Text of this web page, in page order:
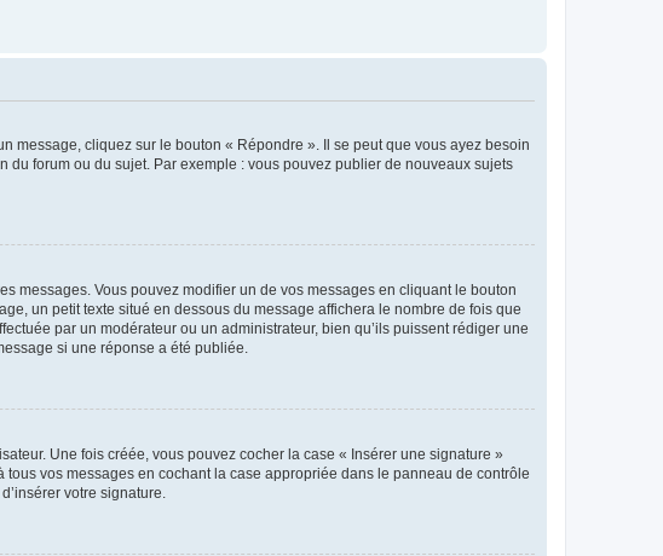
message, cliquez sur le bouton « Répondre ». Il se peut que vous ayez besoin
du forum ou du sujet. Par exemple : vous pouvez publier de nouveaux sujets
messages. Vous pouvez modifier un de vos messages en cliquant le bouton
un petit texte situé en dessous du message affichera le nombre de fois que
par un modérateur ou un administrateur, bien qu’ils puissent rédiger une
si une réponse a été publiée.
Une fois créée, vous pouvez cocher la case « Insérer une signature »
vos messages en cochant la case appropriée dans le panneau de contrôle
votre signature.